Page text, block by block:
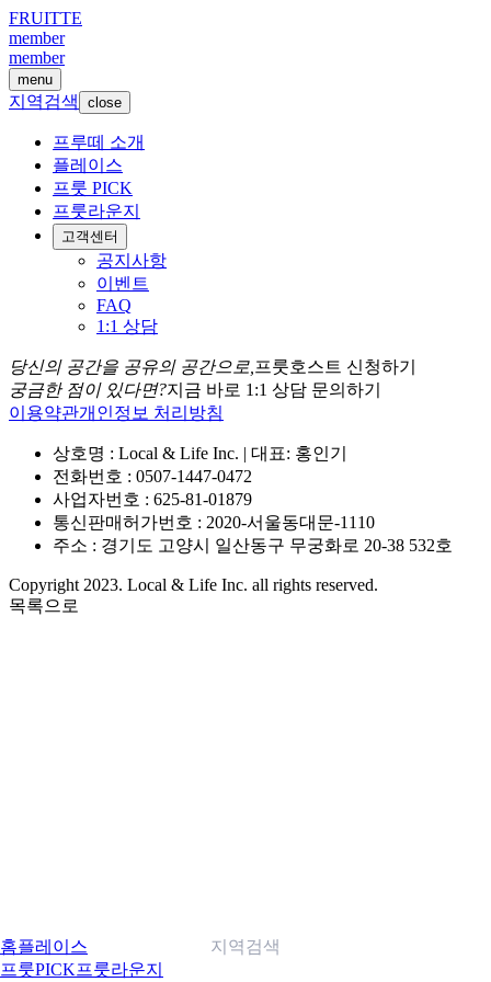
FRUITTE
member
member
menu
지역검색 close
프루떼 소개
플레이스
프룻 PICK
프룻라운지
고객센터
공지사항
이벤트
FAQ
1:1 상담
당신의 공간을 공유의 공간으로, 프룻호스트 신청하기
궁금한 점이 있다면?지금 바로 1:1 상담 문의하기
이용약관개인정보 처리방침
상호명 : Local & Life Inc. | 대표: 홍인기
전화번호 : 0507-1447-0472
사업자번호 : 625-81-01879
통신판매허가번호 : 2020-서울동대문-1110
주소 : 경기도 고양시 일산동구 무궁화로 20-38 532호
Copyright 2023. Local & Life Inc. all rights reserved.
목록으로
홈플레이스
프룻PICK프룻라운지
지역검색